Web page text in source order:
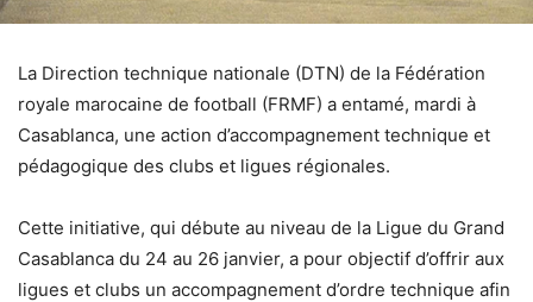
La Direction technique nationale (DTN) de la Fédération
royale marocaine de football (FRMF) a entamé, mardi à
Casablanca, une action d’accompagnement technique et
pédagogique des clubs et ligues régionales.
Cette initiative, qui débute au niveau de la Ligue du Grand
Casablanca du 24 au 26 janvier, a pour objectif d’offrir aux
ligues et clubs un accompagnement d’ordre technique afin